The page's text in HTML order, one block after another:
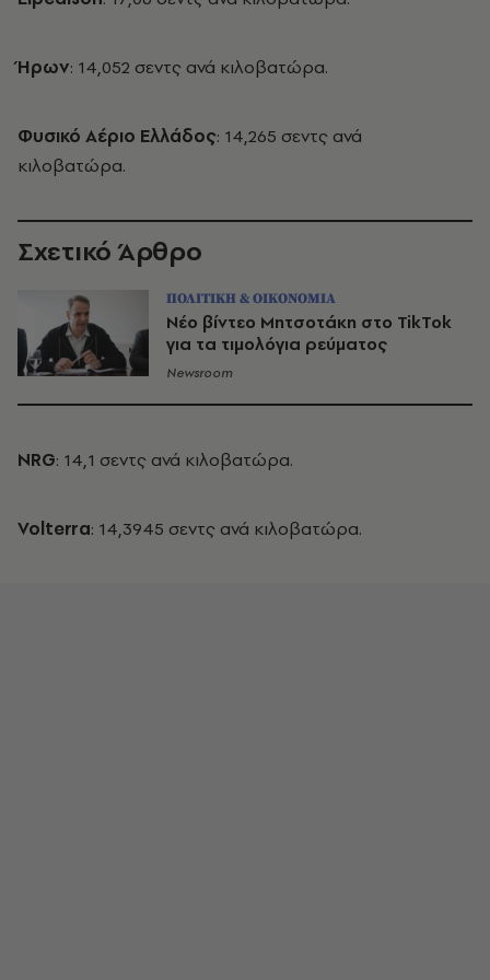
Ήρων: 14,052 σεντς ανά κιλοβατώρα.
Φυσικό Αέριο Ελλάδος: 14,265 σεντς ανά
κιλοβατώρα.
Σχετικό Άρθρο
ΠΟΛΙΤΙΚΗ & ΟΙΚΟΝΟΜΙΑ
Νέο βίντεο Μητσοτάκη στο TikTok
για τα τιμολόγια ρεύματος
Newsroom
NRG: 14,1 σεντς ανά κιλοβατώρα.
Volterra: 14,3945 σεντς ανά κιλοβατώρα.